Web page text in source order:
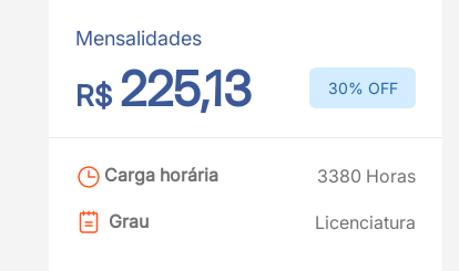
Mensalidades
R$ 225,13 30% OFF
Carga horária 3380 Horas
Grau Licenciatura